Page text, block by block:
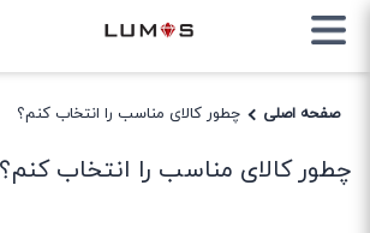
صفحه اصلی چطور کالای مناسب را انتخاب کنم؟
چطور کالای مناسب را انتخاب کنم؟